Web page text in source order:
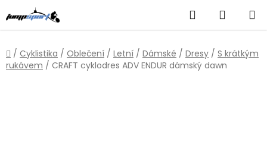
na
obsah
Hledat
KOŠÍK
Domů
/ Cyklistika / Oblečení / Letní / Dámské / Dresy / S krátkým
rukávem / CRAFT cyklodres ADV ENDUR dámský dawn